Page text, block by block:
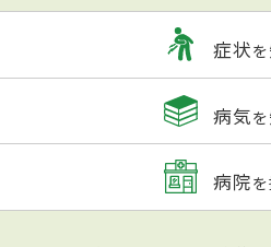
症状
病気
病院